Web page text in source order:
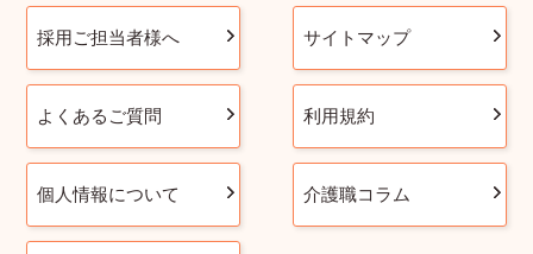
採用ご担当者様へ サイトマップ
よくあるご質問 利用規約
個人情報について 介護職コラム